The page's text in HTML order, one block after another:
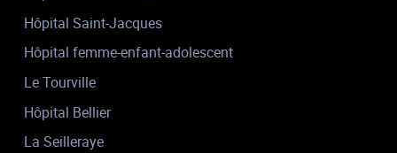
Hôpital Saint-Jacques
Hôpital femme-enfant-adolescent
Le Tourville
Hôpital Bellier
La Seilleraye